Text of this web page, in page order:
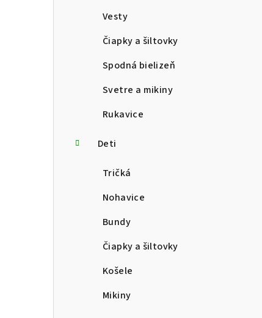
Vesty
Čiapky a šiltovky
Spodná bielizeň
Svetre a mikiny
Rukavice
Deti
Tričká
Nohavice
Bundy
Čiapky a šiltovky
Košele
Mikiny